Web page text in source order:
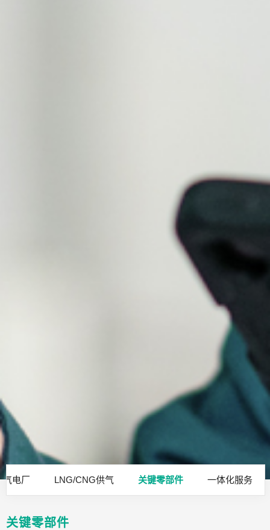
气电厂 LNG/CNG供气 关键零部件 一体化服务
关键零部件